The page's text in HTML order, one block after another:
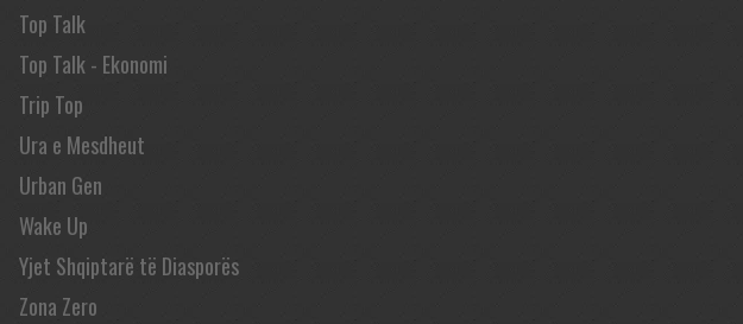
Top Talk
Top Talk - Ekonomi
Trip Top
Ura e Mesdheut
Urban Gen
Wake Up
Yjet Shqiptarë të Diasporës
Zona Zero